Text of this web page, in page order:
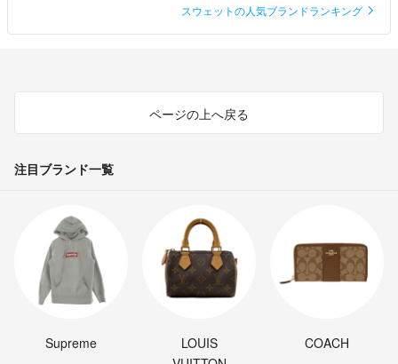
スウェットの人気ブランドランキング
ページの上へ戻る
注目ブランド一覧
Supreme
LOUIS
COACH